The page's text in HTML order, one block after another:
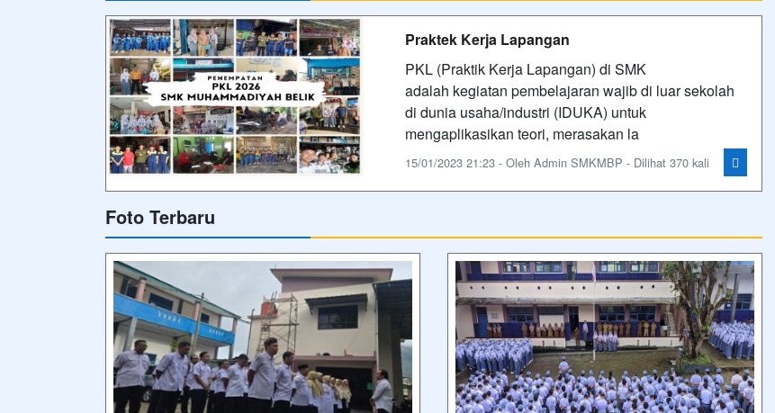
Praktek Kerja Lapangan
PKL (Praktik Kerja Lapangan) di SMK
adalah kegiatan pembelajaran wajib di luar sekolah
di dunia usaha/industri (IDUKA) untuk
mengaplikasikan teori, merasakan la
15/01/2023 21:23 - Oleh Admin SMKMBP - Dilihat 370 kali
Foto Terbaru